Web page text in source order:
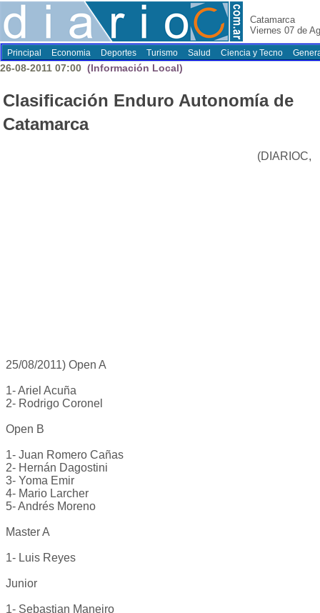
Catamarca
Viernes 07 de
Principal Economia Deportes Turismo Salud Ciencia y Tecno
26-08-2011 07:00 (Información Local)
Clasificación Enduro Autonomía de
Catamarca
(DIARIOC,
25/08/2011) Open A
1- Ariel Acuña
2- Rodrigo Coronel
Open B
1- Juan Romero Cañas
2- Hernán Dagostini
3- Yoma Emir
4- Mario Larcher
5- Andrés Moreno
Master A
1- Luis Reyes
Junior
1- Sebastian Maneiro